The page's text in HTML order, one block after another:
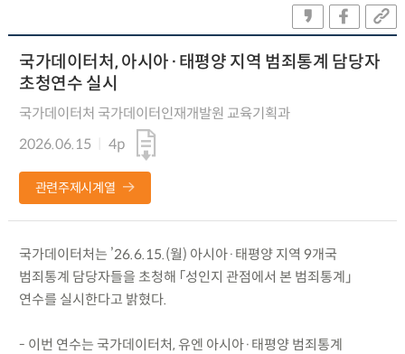
국가데이터처, 아시아·태평양 지역 범죄통계 담당자
초청연수 실시
국가데이터처 국가데이터인재개발원 교육기획과
2026.06.15
4p
관련주제시계열
국가데이터처는 ’26.6.15.(월) 아시아·태평양 지역 9개국
범죄통계 담당자들을 초청해 「성인지 관점에서 본 범죄통계」
연수를 실시한다고 밝혔다.
- 이번 연수는 국가데이터처, 유엔 아시아·태평양 범죄통계